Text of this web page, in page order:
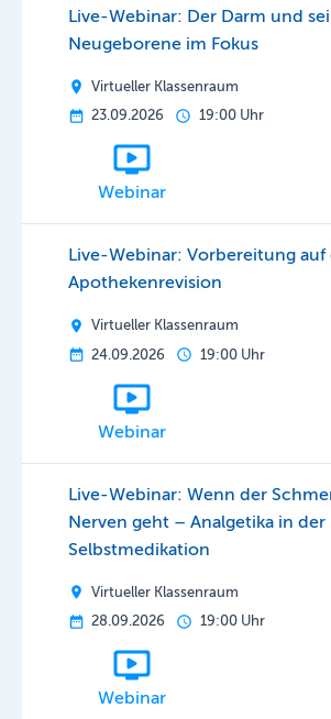
Live-Webinar: Der Darm und
Neugeborene im Fokus
Virtueller Klassenraum
23.09.2026
19:00 Uhr
Webinar
Live-Webinar: Vorbereitung auf
Apothekenrevision
Virtueller Klassenraum
24.09.2026
19:00 Uhr
Webinar
Live-Webinar: Wenn der
Nerven geht – Analgetika in der
Selbstmedikation
Virtueller Klassenraum
28.09.2026
19:00 Uhr
Webinar